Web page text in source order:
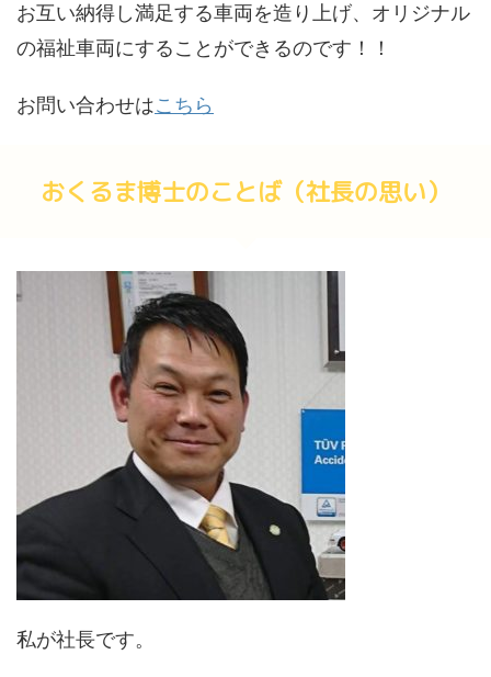
お互い納得し満足する車両を造り上げ、オリジナル
の福祉車両にすることができるのです！！
お問い合わせはこちら
おくるま博士のことば（社長の思い）
私が社長です。